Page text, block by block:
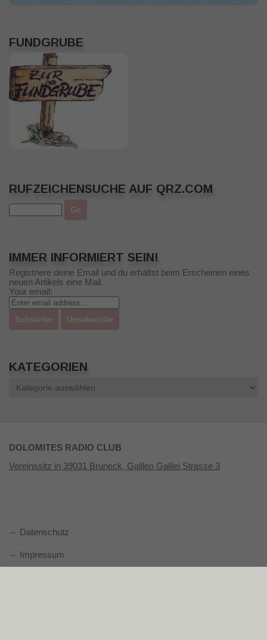
FUNDGRUBE
RUFZEICHENSUCHE AUF QRZ.COM
IMMER INFORMIERT SEIN!
Registriere deine Email und du erhältst beim Erscheinen eines
neuen Artikels eine Mail.
Your email:
KATEGORIEN
DOLOMITES RADIO CLUB
Vereinssitz in 39031 Bruneck, Galileo Galilei Strasse 3
Datenschutz
Impressum